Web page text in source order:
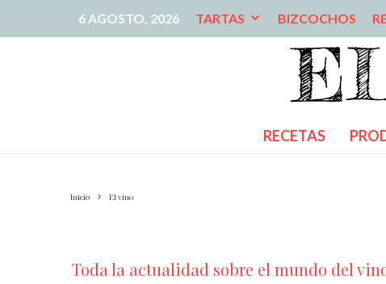
6 AGOSTO, 2026 TARTAS BIZCOCHOS
RECETAS
Inicio El vino
Toda la actualidad sobre el mundo del